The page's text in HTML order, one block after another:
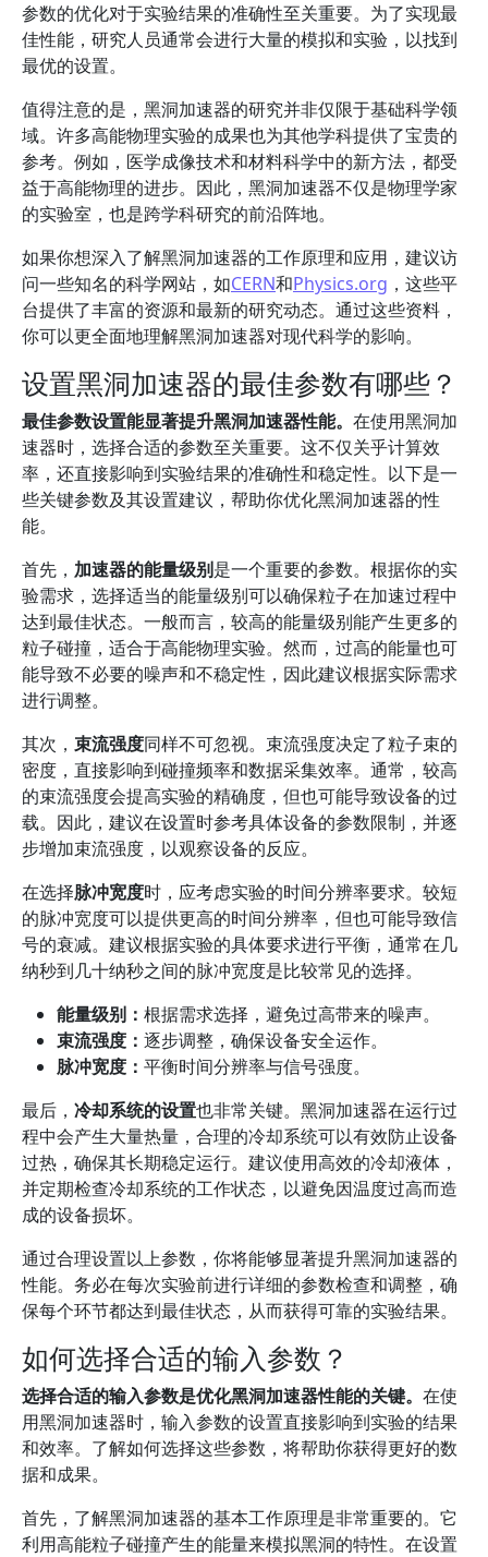
参数的优化对于实验结果的准确性至关重要。为了实现最
佳性能，研究人员通常会进行大量的模拟和实验，以找到
最优的设置。
值得注意的是，黑洞加速器的研究并非仅限于基础科学领
域。许多高能物理实验的成果也为其他学科提供了宝贵的
参考。例如，医学成像技术和材料科学中的新方法，都受
益于高能物理的进步。因此，黑洞加速器不仅是物理学家
的实验室，也是跨学科研究的前沿阵地。
如果你想深入了解黑洞加速器的工作原理和应用，建议访
问一些知名的科学网站，如CERN和Physics.org ，这些平
台提供了丰富的资源和最新的研究动态。通过这些资料，
你可以更全面地理解黑洞加速器对现代科学的影响。
设置黑洞加速器的最佳参数有哪些？
最佳参数设置能显著提升黑洞加速器性能。 在使用黑洞加
速器时，选择合适的参数至关重要。这不仅关乎计算效
率，还直接影响到实验结果的准确性和稳定性。以下是一
些关键参数及其设置建议，帮助你优化黑洞加速器的性
能。
首先， 加速器的能量级别是一个重要的参数。根据你的实
验需求，选择适当的能量级别可以确保粒子在加速过程中
达到最佳状态。一般而言，较高的能量级别能产生更多的
粒子碰撞，适合于高能物理实验。然而，过高的能量也可
能导致不必要的噪声和不稳定性，因此建议根据实际需求
进行调整。
其次， 束流强度同样不可忽视。束流强度决定了粒子束的
密度，直接影响到碰撞频率和数据采集效率。通常，较高
的束流强度会提高实验的精确度，但也可能导致设备的过
载。因此，建议在设置时参考具体设备的参数限制，并逐
步增加束流强度，以观察设备的反应。
在选择脉冲宽度时，应考虑实验的时间分辨率要求。较短
的脉冲宽度可以提供更高的时间分辨率，但也可能导致信
号的衰减。建议根据实验的具体要求进行平衡，通常在几
纳秒到几十纳秒之间的脉冲宽度是比较常见的选择。
能量级别： 根据需求选择，避免过高带来的噪声。
束流强度： 逐步调整，确保设备安全运作。
脉冲宽度： 平衡时间分辨率与信号强度。
最后， 冷却系统的设置也非常关键。黑洞加速器在运行过
程中会产生大量热量，合理的冷却系统可以有效防止设备
过热，确保其长期稳定运行。建议使用高效的冷却液体，
并定期检查冷却系统的工作状态，以避免因温度过高而造
成的设备损坏。
通过合理设置以上参数，你将能够显著提升黑洞加速器的
性能。务必在每次实验前进行详细的参数检查和调整，确
保每个环节都达到最佳状态，从而获得可靠的实验结果。
如何选择合适的输入参数？
选择合适的输入参数是优化黑洞加速器性能的关键。 在使
用黑洞加速器时，输入参数的设置直接影响到实验的结果
和效率。了解如何选择这些参数，将帮助你获得更好的数
据和成果。
首先，了解黑洞加速器的基本工作原理是非常重要的。它
利用高能粒子碰撞产生的能量来模拟黑洞的特性。在设置